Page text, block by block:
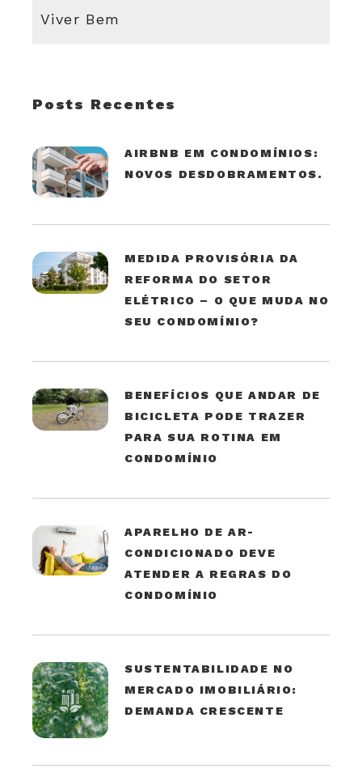
Viver Bem
Posts Recentes
AIRBNB EM CONDOMÍNIOS:
NOVOS DESDOBRAMENTOS.
MEDIDA PROVISÓRIA DA
REFORMA DO SETOR
ELÉTRICO – O QUE MUDA NO
SEU CONDOMÍNIO?
BENEFÍCIOS QUE ANDAR DE
BICICLETA PODE TRAZER
PARA SUA ROTINA EM
CONDOMÍNIO
APARELHO DE AR-
CONDICIONADO DEVE
ATENDER A REGRAS DO
CONDOMÍNIO
SUSTENTABILIDADE NO
MERCADO IMOBILIÁRIO:
DEMANDA CRESCENTE